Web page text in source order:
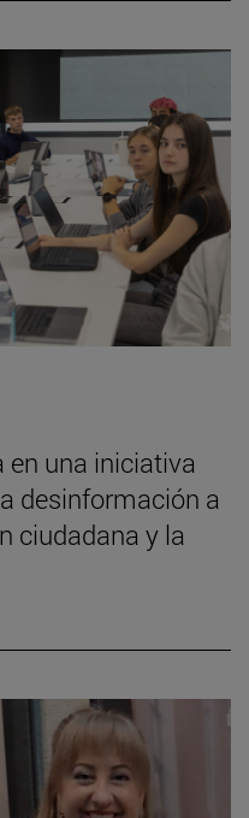
en una iniciativa
desinformación a
ciudadana y la